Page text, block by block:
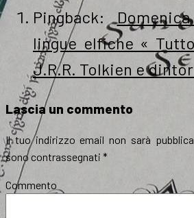
Pingback:
lingue elfiche «
J.R.R. Tolkien e
Lascia un commento
Il tuo indirizzo email non sarà
sono contrassegnati *